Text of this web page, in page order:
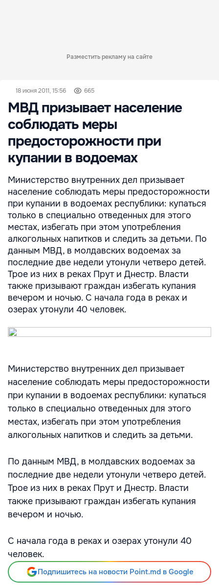
Разместить рекламу на сайте
18 июня 2011, 15:56 665
МВД призывает население
соблюдать меры
предосторожности при
купании в водоемах
Министерство внутренних дел призывает
население соблюдать меры предосторожности
при купании в водоемах республики: купаться
только в специально отведенных для этого
местах, избегать при этом употребления
алкогольных напитков и следить за детьми. По
данным МВД, в молдавских водоемах за
последние две недели утонули четверо детей.
Трое из них в реках Прут и Днестр. Власти
также призывают граждан избегать купания
вечером и ночью. С начала года в реках и
озерах утонули 40 человек.
Министерство внутренних дел призывает
население соблюдать меры предосторожности
при купании в водоемах республики: купаться
только в специально отведенных для этого
местах, избегать при этом употребления
алкогольных напитков и следить за детьми.
По данным МВД, в молдавских водоемах за
последние две недели утонули четверо детей.
Трое из них в реках Прут и Днестр. Власти
также призывают граждан избегать купания
вечером и ночью.
С начала года в реках и озерах утонули 40
человек.
Подпишитесь на новости Point.md в Google